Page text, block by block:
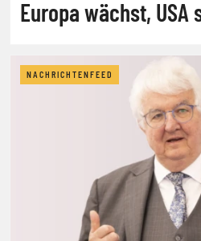
Europa wächst,
NACHRICHTENFEED